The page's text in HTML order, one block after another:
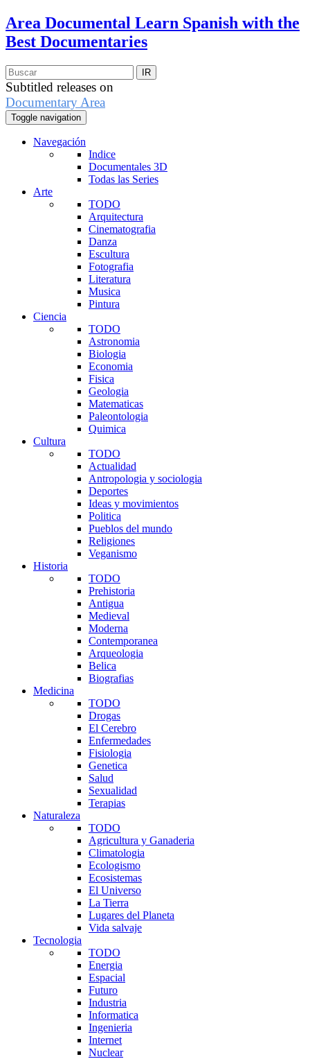
Area Documental Learn Spanish with the
Best Documentaries
Subtitled releases on
Documentary Area
Toggle navigation
Navegación
Indice
Documentales 3D
Todas las Series
Arte
TODO
Arquitectura
Cinematografia
Danza
Escultura
Fotografia
Literatura
Musica
Pintura
Ciencia
TODO
Astronomia
Biologia
Economia
Fisica
Geologia
Matematicas
Paleontologia
Quimica
Cultura
TODO
Actualidad
Antropologia y sociologia
Deportes
Ideas y movimientos
Politica
Pueblos del mundo
Religiones
Veganismo
Historia
TODO
Prehistoria
Antigua
Medieval
Moderna
Contemporanea
Arqueologia
Belica
Biografias
Medicina
TODO
Drogas
El Cerebro
Enfermedades
Fisiologia
Genetica
Salud
Sexualidad
Terapias
Naturaleza
TODO
Agricultura y Ganaderia
Climatologia
Ecologismo
Ecosistemas
El Universo
La Tierra
Lugares del Planeta
Vida salvaje
Tecnologia
TODO
Energia
Espacial
Futuro
Industria
Informatica
Ingenieria
Internet
Nuclear